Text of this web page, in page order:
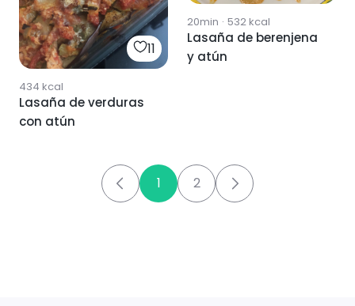
11
434 kcal
Lasaña de verduras
con atún
20min · 532kcal
Lasaña de berenjena
y atún
1 2